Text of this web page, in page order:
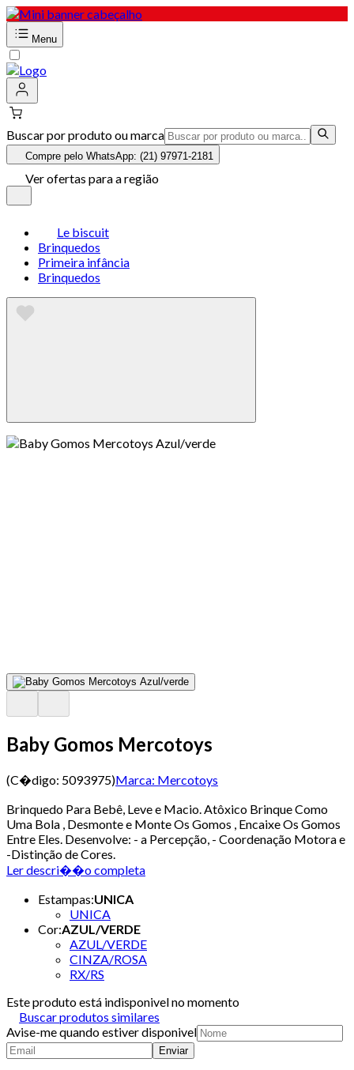
Menu
Buscar por produto ou marca
Compre pelo WhatsApp: (21) 97971-2181
Ver ofertas para a região
Le biscuit
Brinquedos
Primeira infância
Brinquedos
Baby Gomos Mercotoys
(C�digo: 5093975)Marca: Mercotoys
Brinquedo Para Bebê, Leve e Macio. Atôxico Brinque Como
Uma Bola , Desmonte e Monte Os Gomos , Encaixe Os Gomos
Entre Eles. Desenvolve: - a Percepção, - Coordenação Motora e
-Distinção de Cores.
Ler descri��o completa
Estampas:UNICA
UNICA
Cor:AZUL/VERDE
AZUL/VERDE
CINZA/ROSA
RX/RS
Este produto está indisponivel no momento
Buscar produtos similares
Avise-me quando estiver disponivel
Enviar